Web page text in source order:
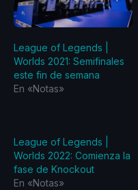
League of Legends |
Worlds 2021: Semifinales
este fin de semana
En «Notas»
League of Legends |
Worlds 2022: Comienza la
fase de Knockout
En «Notas»